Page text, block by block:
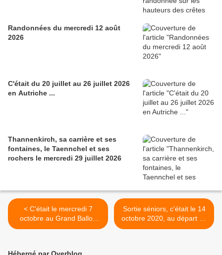
Randonnées du mercredi 12 août
2026
C'était du 20 juillet au 26 juillet 2026
en Autriche ...
Thannenkirch, sa carrière et ses
fontaines, le Taennchel et ses
rochers le mercredi 29 juillet 2026
< C'était le mercredi 7
octobre au Grand Ballon
avec les randonneurs
Sortie séniors, c'était le 14
octobre 2020, au départ de
Hohrodberg. >